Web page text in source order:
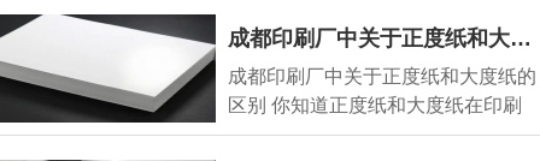
成都印刷厂中关于正度纸和大度纸的区别
成都印刷厂中关于正度纸和大度纸的
区别 你知道正度纸和大度纸在印刷
行业里究竟有什